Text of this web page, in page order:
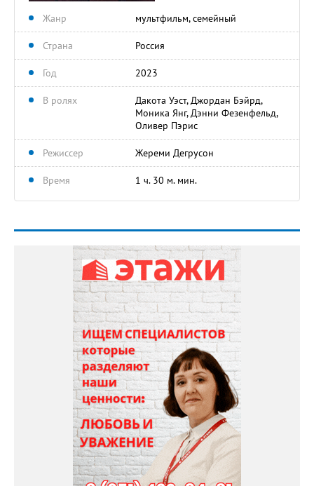
Жанр мультфильм, семейный
Страна Россия
Год 2023
В ролях
Дакота Уэст, Джордан Бэйрд,
Моника Янг, Дэнни Фезенфельд,
Оливер Пэрис
Режиссер Жереми Дегрусон
Время 1 ч. 30 м. мин.